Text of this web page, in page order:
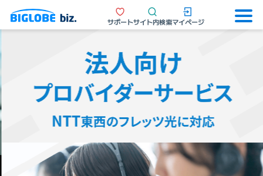
サポートサイト内検索マイページ